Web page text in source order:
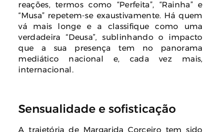
reações, termos como “Perfeita”, “Rainha” e
“Musa” repetem-se exaustivamente. Há quem
vá mais longe e a classifique como uma
verdadeira “Deusa”, sublinhando o impacto
que a sua presença tem no panorama
mediático nacional e, cada vez mais,
internacional.
Sensualidade e sofisticação
A trajetória de Margarida Corceiro tem sido